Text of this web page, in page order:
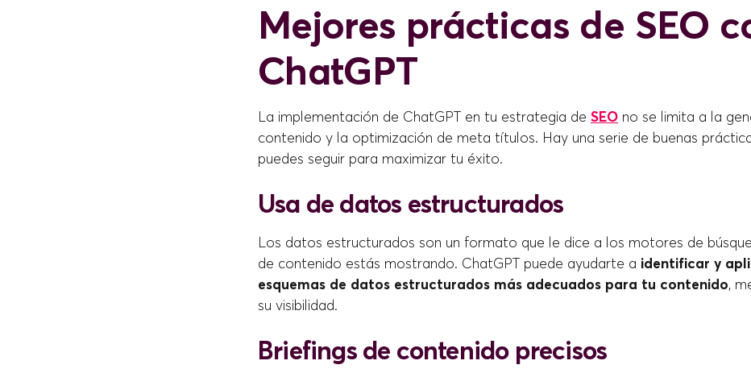
Mejores prácticas de SEO
ChatGPT
La implementación de ChatGPT en tu estrategia de SEO no se limita a la
contenido y la optimización de meta títulos. Hay una serie de buenas
puedes seguir para maximizar tu éxito.
Usa de datos estructurados
Los datos estructurados son un formato que le dice a los motores de
de contenido estás mostrando. ChatGPT puede ayudarte a identificar y
esquemas de datos estructurados más adecuados para tu contenido,
su visibilidad.
Briefings de contenido precisos